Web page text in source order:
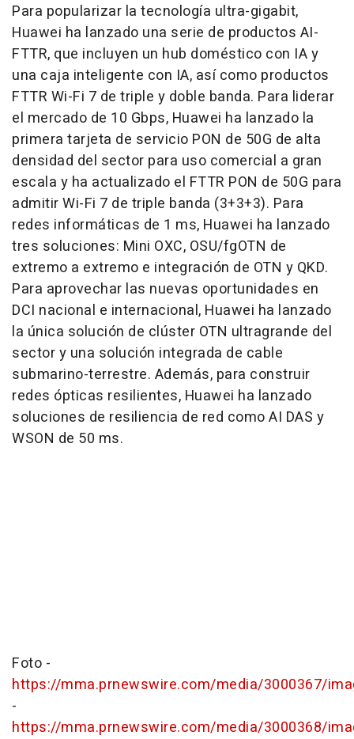
Para popularizar la tecnología ultra-gigabit,
Huawei ha lanzado una serie de productos AI-
FTTR, que incluyen un hub doméstico con IA y
una caja inteligente con IA, así como productos
FTTR Wi-Fi 7 de triple y doble banda. Para liderar
el mercado de 10 Gbps, Huawei ha lanzado la
primera tarjeta de servicio PON de 50G de alta
densidad del sector para uso comercial a gran
escala y ha actualizado el FTTR PON de 50G para
admitir Wi-Fi 7 de triple banda (3+3+3). Para
redes informáticas de 1 ms, Huawei ha lanzado
tres soluciones: Mini OXC, OSU/fgOTN de
extremo a extremo e integración de OTN y QKD.
Para aprovechar las nuevas oportunidades en
DCI nacional e internacional, Huawei ha lanzado
la única solución de clúster OTN ultragrande del
sector y una solución integrada de cable
submarino-terrestre. Además, para construir
redes ópticas resilientes, Huawei ha lanzado
soluciones de resiliencia de red como AI DAS y
WSON de 50 ms.
Foto -
https://mma.prnewswire.com/media/3000367/
-
https://mma.prnewswire.com/media/3000368/